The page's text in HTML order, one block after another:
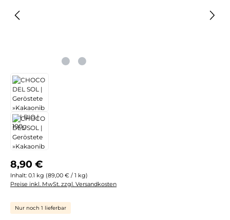
Regulärer Preis:
8,90 €
Inhalt: 0.1 kg (89,00 € / 1 kg)
Preise inkl. MwSt. zzgl. Versandkosten
Nur noch 1 lieferbar